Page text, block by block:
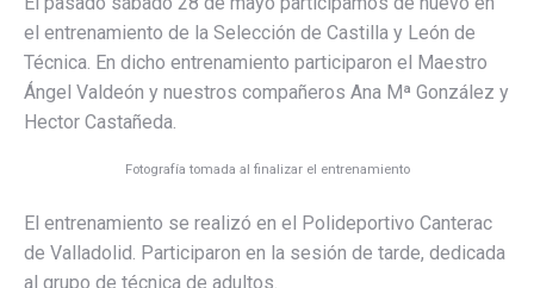
el entrenamiento de la Selección de Castilla y León de
Técnica. En dicho entrenamiento participaron el Maestro
Ángel Valdeón y nuestros compañeros Ana Mª González y
Hector Castañeda.
Fotografía tomada al finalizar el entrenamiento
El entrenamiento se realizó en el Polideportivo Canterac
de Valladolid. Participaron en la sesión de tarde, dedicada
al grupo de técnica de adultos.